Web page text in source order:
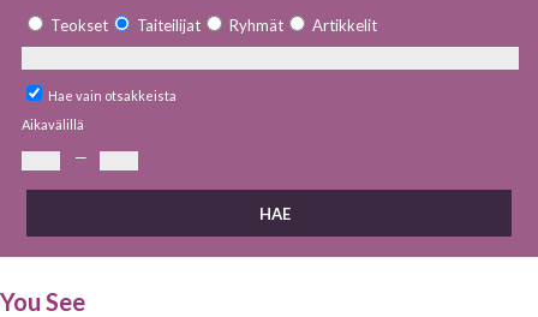
Teokset Taiteilijat Ryhmät Artikkelit
Hae vain otsakkeista
Aikavälillä
—
You See